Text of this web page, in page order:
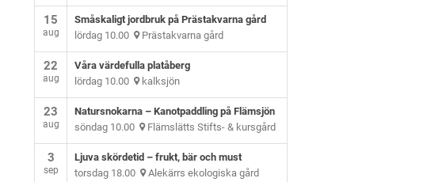
15
aug
Småskaligt jordbruk på Prästakvarna gård
lördag 10.00 Prästakvarna gård
22
aug
Våra värdefulla platåberg
lördag 10.00 kalksjön
23
aug
Natursnokarna – Kanotpaddling på Flämsjön
söndag 10.00 Flämslätts Stifts- & kursgård
3
sep
Ljuva skördetid – frukt, bär och must
torsdag 18.00 Alekärrs ekologiska gård